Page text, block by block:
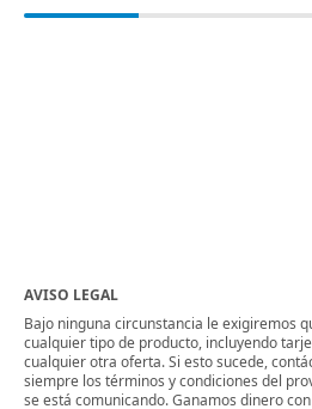
AVISO LEGAL
Bajo ninguna circunstancia le exigiremos
cualquier tipo de producto, incluyendo
cualquier otra oferta. Si esto sucede,
siempre los términos y condiciones del
se está comunicando. Ganamos dinero